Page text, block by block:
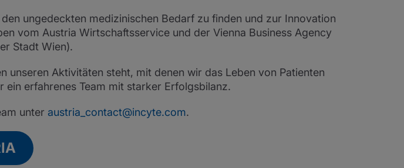
ungedeckten medizinischen Bedarf zu finden und zur Innovation
vom Austria Wirtschaftsservice und der Vienna Business Agency
Stadt Wien).
unseren Aktivitäten steht, mit denen wir das Leben von Patienten
erfahrenes Team mit starker Erfolgsbilanz.
unter austria_contact@incyte.com.